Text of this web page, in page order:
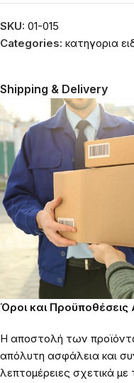
SKU: 01-015
Categories: κατηγορια
Shipping & Delivery
Όροι και
Η αποστολή των
απόλυτη ασφάλεια και
λεπτομέρειες σχετικά